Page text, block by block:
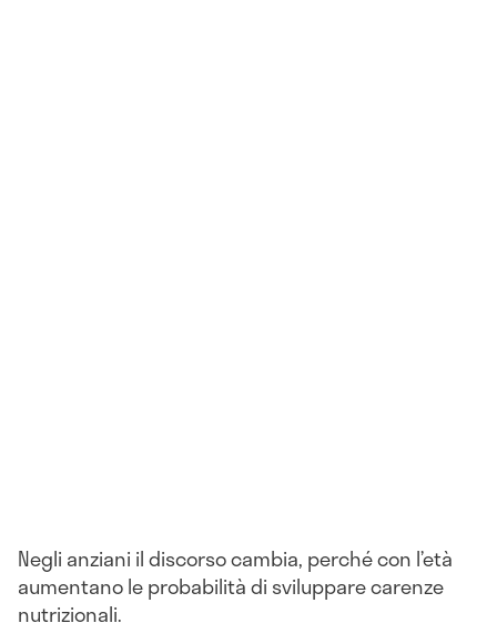
Negli anziani il discorso cambia, perché con l’età
aumentano le probabilità di sviluppare carenze
nutrizionali.